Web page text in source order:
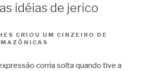
idéias de jerico
CRIOU UM CINZEIRO DE
corria solta quando tive a